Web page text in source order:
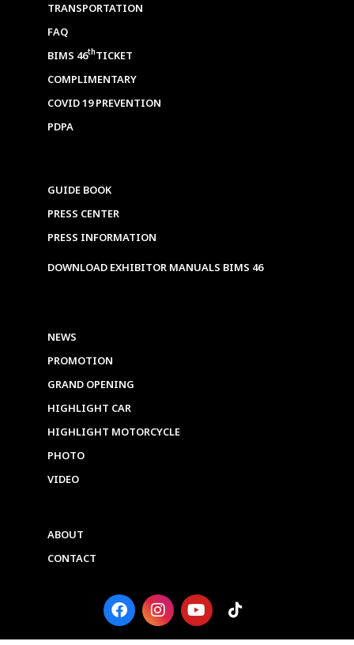
TRANSPORTATION
FAQ
BIMS 46thTICKET
COMPLIMENTARY
COVID 19 PREVENTION
PDPA
GUIDE BOOK
PRESS CENTER
PRESS INFORMATION
DOWNLOAD EXHIBITOR MANUALS BIMS 46
NEWS
PROMOTION
GRAND OPENING
HIGHLIGHT CAR
HIGHLIGHT MOTORCYCLE
PHOTO
VIDEO
ABOUT
CONTACT
F
a
c
I
n
s
Y
o
u
T
i
k